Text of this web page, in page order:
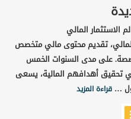
المالي
تقديم محتوى مالي متخصص
على مدى السنوات الخمس
تحقيق أهدافهم المالية، يسعى
…قراءة المزيد